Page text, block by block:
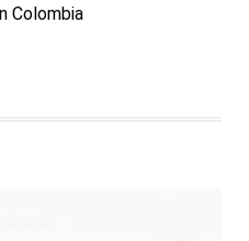
Colombia